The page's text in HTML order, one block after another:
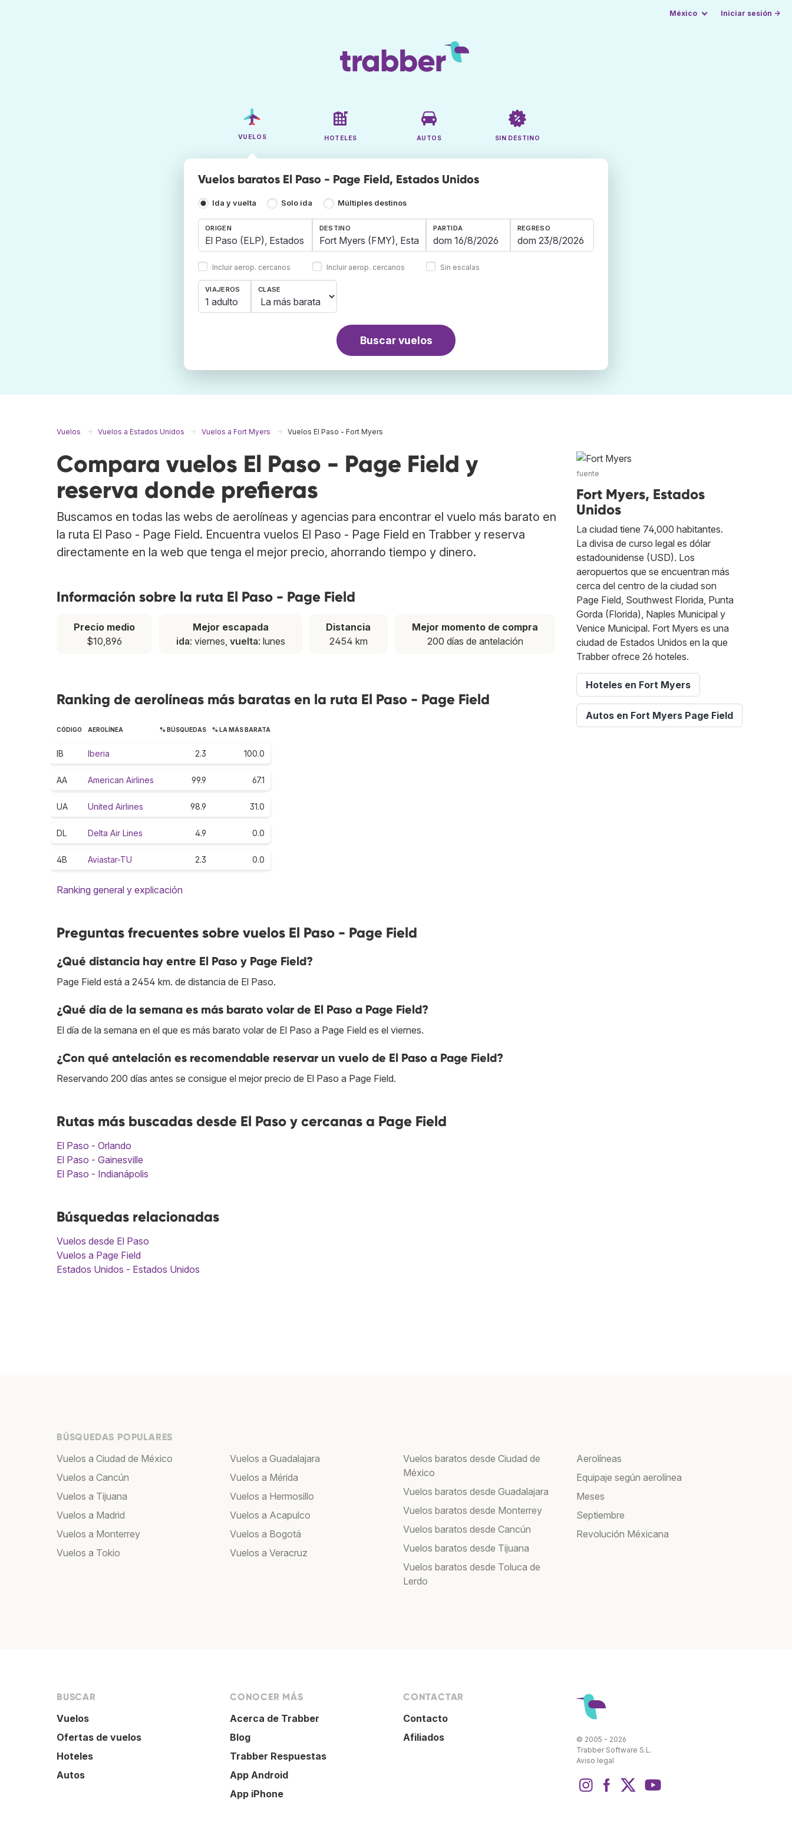
México Iniciar sesión →
VUELOS HOTELES AUTOS SIN DESTINO
Vuelos baratos El Paso - Page Field, Estados Unidos
Ida y vuelta Solo ida Múltiples destinos
ORIGEN
Incluir aerop. cercanos
DESTINO
Incluir aerop. cercanos
PARTIDA REGRESO
Sin escalas
VIAJEROS
1 adulto
CLASE
Buscar vuelos
Vuelos Vuelos a Estados Unidos Vuelos a Fort Myers Vuelos El Paso - Fort Myers
Compara vuelos El Paso - Page Field y
reserva donde prefieras
Buscamos en todas las webs de aerolíneas y agencias para encontrar el vuelo más barato en
la ruta El Paso - Page Field. Encuentra vuelos El Paso - Page Field en Trabber y reserva
directamente en la web que tenga el mejor precio, ahorrando tiempo y dinero.
Información sobre la ruta El Paso - Page Field
Precio medio
$10,896
Mejor escapada
ida: viernes, vuelta: lunes
Distancia
2454 km
Mejor momento de compra
200 días de antelación
Ranking de aerolíneas más baratas en la ruta El Paso - Page Field
CÓDIGO AEROLÍNEA % BÚSQUEDAS % LA MÁS BARATA
IB Iberia 2.3 100.0
AA American Airlines 99.9 67.1
UA United Airlines 98.9 31.0
DL Delta Air Lines 4.9 0.0
4B Aviastar-TU 2.3 0.0
Ranking general y explicación
Preguntas frecuentes sobre vuelos El Paso - Page Field
¿Qué distancia hay entre El Paso y Page Field?
Page Field está a 2454 km. de distancia de El Paso.
¿Qué día de la semana es más barato volar de El Paso a Page Field?
El día de la semana en el que es más barato volar de El Paso a Page Field es el viernes.
¿Con qué antelación es recomendable reservar un vuelo de El Paso a Page Field?
Reservando 200 días antes se consigue el mejor precio de El Paso a Page Field.
Rutas más buscadas desde El Paso y cercanas a Page Field
El Paso - Orlando
El Paso - Gainesville
El Paso - Indianápolis
Búsquedas relacionadas
Vuelos desde El Paso
Vuelos a Page Field
Estados Unidos - Estados Unidos
fuente
Fort Myers, Estados
Unidos
La ciudad tiene 74,000 habitantes.
La divisa de curso legal es dólar
estadounidense (USD). Los
aeropuertos que se encuentran más
cerca del centro de la ciudad son
Page Field, Southwest Florida, Punta
Gorda (Florida), Naples Municipal y
Venice Municipal. Fort Myers es una
ciudad de Estados Unidos en la que
Trabber ofrece 26 hoteles.
Hoteles en Fort Myers
Autos en Fort Myers Page Field
BÚSQUEDAS POPULARES
Vuelos a Ciudad de México
Vuelos a Cancún
Vuelos a Tijuana
Vuelos a Madrid
Vuelos a Monterrey
Vuelos a Tokio
Vuelos a Guadalajara
Vuelos a Mérida
Vuelos a Hermosillo
Vuelos a Acapulco
Vuelos a Bogotá
Vuelos a Veracruz
Vuelos baratos desde Ciudad de
México
Vuelos baratos desde Guadalajara
Vuelos baratos desde Monterrey
Vuelos baratos desde Cancún
Vuelos baratos desde Tijuana
Vuelos baratos desde Toluca de
Lerdo
Aerolíneas
Equipaje según aerolínea
Meses
Septiembre
Revolución Méxicana
BUSCAR
Vuelos
Ofertas de vuelos
Hoteles
Autos
CONOCER MÁS
Acerca de Trabber
Blog
Trabber Respuestas
App Android
App iPhone
CONTACTAR
Contacto
Afiliados
© 2005 - 2026
Trabber Software S.L.
Aviso legal